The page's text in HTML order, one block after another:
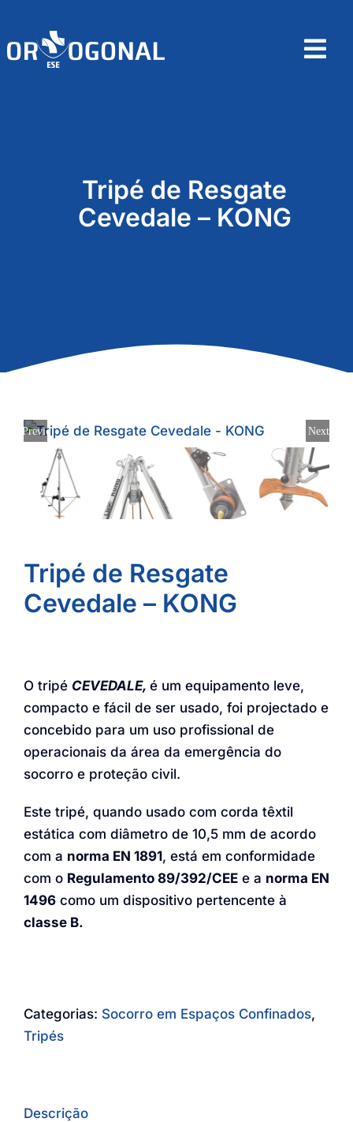
content
Tripé de Resgate
Cevedale – KONG
Previous Next
Tripé de Resgate
Cevedale – KONG
O tripé CEVEDALE, é um equipamento leve,
compacto e fácil de ser usado, foi projectado e
concebido para um uso profissional de
operacionais da área da emergência do
socorro e proteção civil.
Este tripé, quando usado com corda têxtil
estática com diâmetro de 10,5 mm de acordo
com a norma EN 1891, está em conformidade
com o Regulamento 89/392/CEE e a norma EN
1496 como um dispositivo pertencente à
classe B.
Categorias: Socorro em Espaços Confinados,
Tripés
Descrição